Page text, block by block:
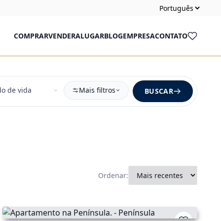
COMPRARVENDERALUGARBLOGEMPRESACONTATO
Mais filtros BUSCAR
Ordenar: